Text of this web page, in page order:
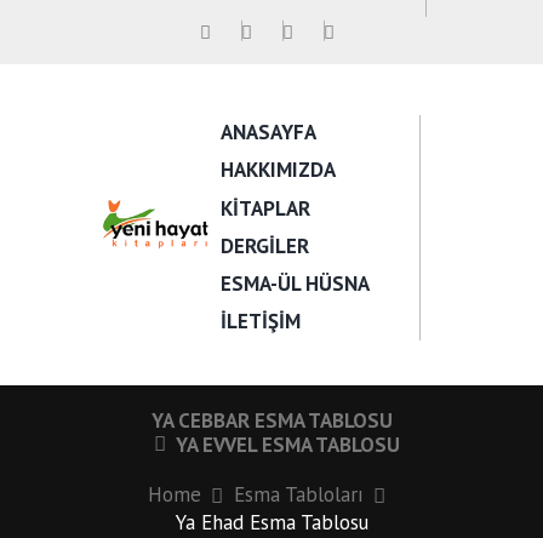
ANASAYFA
HAKKIMIZDA
KITAPLAR
DERGILER
ESMA-ÜL HÜSNA
İLETIŞIM
YA CEBBAR ESMA TABLOSU
YA EVVEL ESMA TABLOSU
Home
Esma Tabloları
Ya Ehad Esma Tablosu